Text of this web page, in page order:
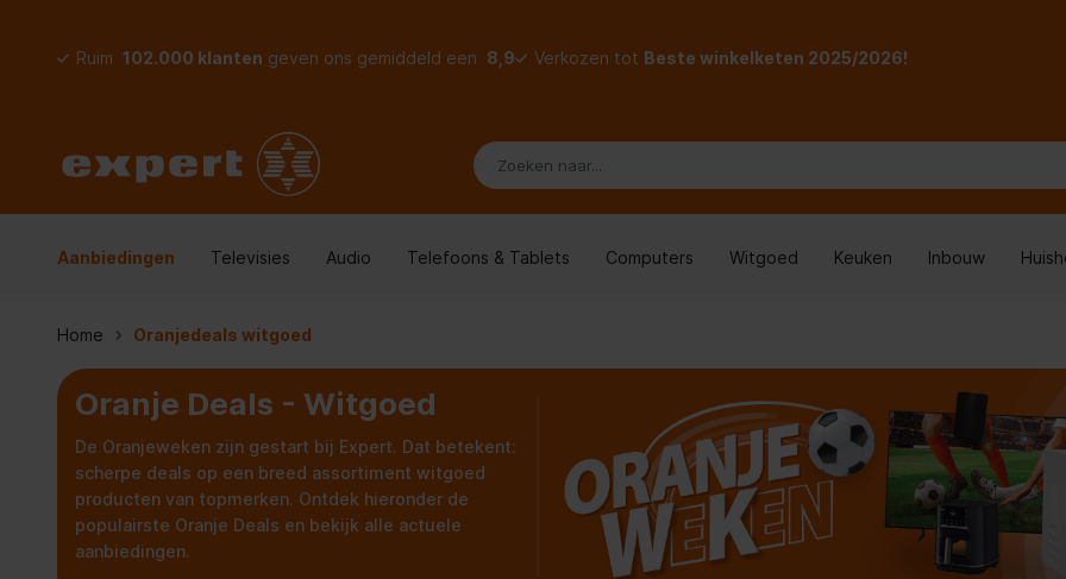
Ruim 102.000 klanten geven ons gemiddeld een 8,9 Verkozen tot Beste winkelketen 2025/2026!
Aanbiedingen Televisies Audio Telefoons & Tablets Computers Witgoed Keuken Inbouw
Home Oranjedeals witgoed
Oranje Deals - Witgoed
De Oranjeweken zijn gestart bij Expert. Dat betekent:
scherpe deals op een breed assortiment witgoed
producten van topmerken. Ontdek hieronder de
populairste Oranje Deals en bekijk alle actuele
aanbiedingen.